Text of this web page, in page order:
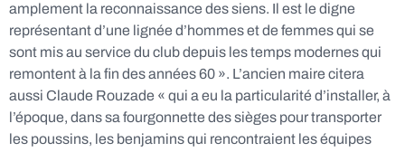
amplement la reconnaissance des siens. Il est le digne
représentant d’une lignée d’hommes et de femmes qui se
sont mis au service du club depuis les temps modernes qui
remontent à la fin des années 60 ». L’ancien maire citera
aussi Claude Rouzade « qui a eu la particularité d’installer, à
l’époque, dans sa fourgonnette des sièges pour transporter
les poussins, les benjamins qui rencontraient les équipes